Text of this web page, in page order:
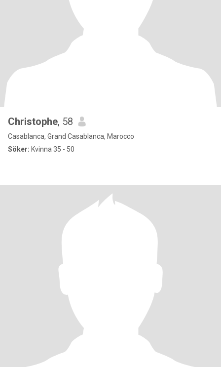
Christophe, 58
Casablanca, Grand Casablanca, Marocco
Söker: Kvinna 35 - 50